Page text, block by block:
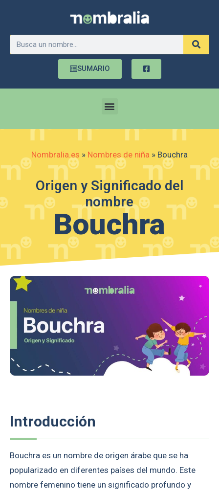
SUMARIO
Nombralia.es » Nombres de niña » Bouchra
Origen y Significado del
nombre
Bouchra
Introducción
Bouchra es un nombre de origen árabe que se ha
popularizado en diferentes países del mundo. Este
nombre femenino tiene un significado profundo y